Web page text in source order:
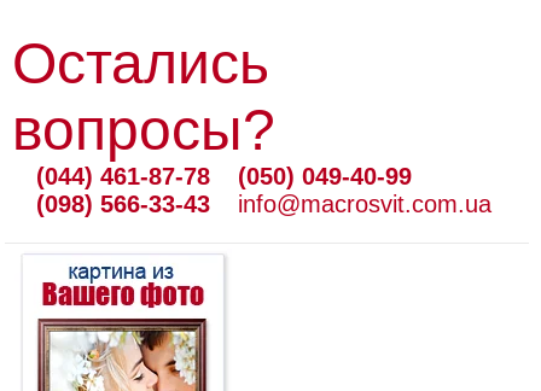
Остались
вопросы?
(044) 461-87-78
(098) 566-33-43
(050) 049-40-99
info@macrosvit.com.ua